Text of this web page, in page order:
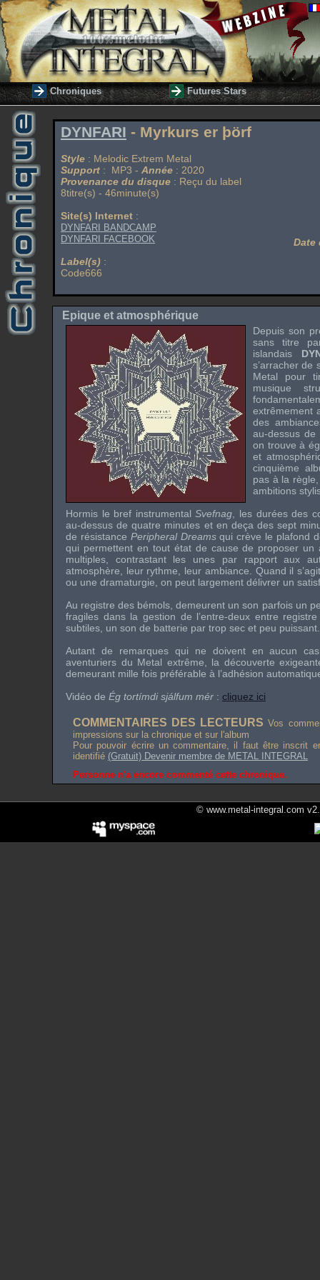
Chroniques Futures Stars
DYNFARI - Myrkurs er þörf
Style : Melodic Extrem Metal
Support : MP3 - Année : 2020
Provenance du disque : Reçu du label
8titre(s) - 46minute(s)
Site(s) Internet :
DYNFARI BANDCAMP
DYNFARI FACEBOOK
Label(s) :
Code666
Date
Epique et atmosphérique
Depuis son
sans titre
islandais
s’arracher de
Metal pour
musique
extrêmement
des
au-dessus de
on trouve à
et
cinquième
pas à la
ambitions
Hormis le bref instrumentalSvefnag , les durées des
au-dessus de quatre minutes et en deça des sept
de résistance Peripheral Dreamsqui crève le plafond
qui permettent en tout état de cause de proposer un
multiples, contrastant les unes par rapport aux
atmosphère, leur rythme, leur ambiance. Quand il
ou une dramaturgie, on peut largement délivrer un
Au registre des bémols, demeurent un son parfois un
fragiles dans la gestion de l’entre-deux entre
subtiles, un son de batterie par trop sec et peu puissant.
Autant de remarques qui ne doivent en aucun
aventuriers du Metal extrême, la découverte
demeurant mille fois préférable à l’adhésion
Vidéo de Ég tortímdi sjálfum mér : cliquez ici
COMMENTAIRES DES LECTEURS Vos
impressions sur la chronique et sur l'album
Pour pouvoir écrire un commentaire, il faut être inscrit
identifié (Gratuit) Devenir membre de METAL INTEGRAL
Personne n'a encore commenté cette chronique.
© www.metal-integral.com